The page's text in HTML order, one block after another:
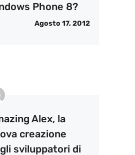
Phone 8?
Agosto 17, 2012
Alex, la
creazione
sviluppatori di